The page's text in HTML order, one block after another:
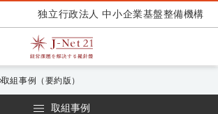
独立行政法人 中小企業基盤整備機構
取組事例（要約版）
取組事例